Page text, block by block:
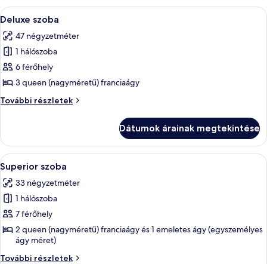
A
következő
szoba
összes
képének
megtekintése:
Deluxe
szoba
Egy szállodai szoba, amelyben két
4
Deluxe szoba
47 négyzetméter
1 hálószoba
6 férőhely
3 queen (nagyméretű) franciaágy
További részletek
Deluxe
Dátumok árainak megtekintése
A
következő
szoba
összes
képének
megtekintése:
Superior
szoba
Egy szállodai szoba íróasztallal, két
4
Superior szoba
33 négyzetméter
1 hálószoba
7 férőhely
2 queen (nagyméretű) franciaágy és 1 emeletes ágy (egyszemélyes
ágy méret)
További részletek
Superior